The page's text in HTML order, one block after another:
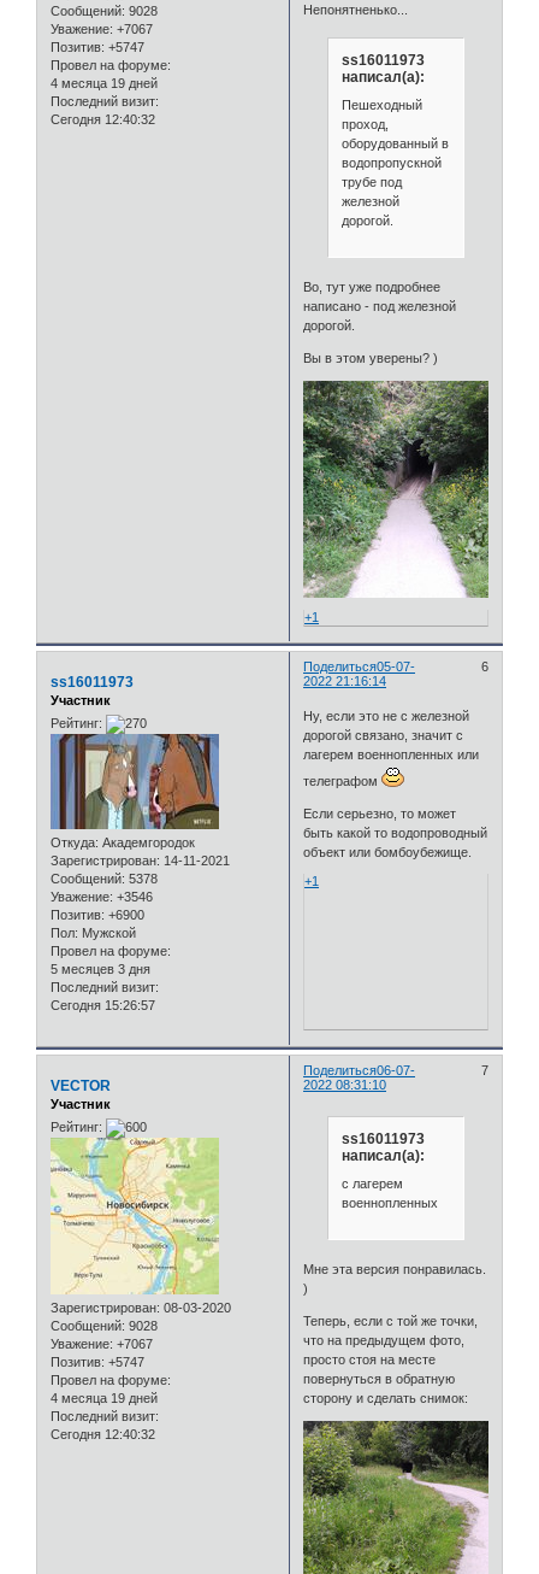
Сообщений: 9028
Уважение: +7067
Позитив: +5747
Провел на форуме:
4 месяца 19 дней
Последний визит:
Сегодня 12:40:32
Непонятненько...
ss16011973
написал(а):
Пешеходный
проход,
оборудованный в
водопропускной
трубе под
железной
дорогой.
Во, тут уже подробнее
написано - под железной
дорогой.
Вы в этом уверены? )
+1
Поделиться 6
05-07-
2022 21:16:14
ss16011973
Участник
Рейтинг:
Откуда: Академгородок
Зарегистрирован: 14-11-2021
Сообщений: 5378
Уважение: +3546
Позитив: +6900
Пол: Мужской
Провел на форуме:
5 месяцев 3 дня
Последний визит:
Сегодня 15:26:57
Ну, если это не с железной
дорогой связано, значит с
лагерем военнопленных или
телеграфом
Если серьезно, то может
быть какой то водопроводный
объект или бомбоубежище.
+1
Поделиться 7
06-07-
2022 08:31:10
VECTOR
Участник
Рейтинг:
Зарегистрирован: 08-03-2020
Сообщений: 9028
Уважение: +7067
Позитив: +5747
Провел на форуме:
4 месяца 19 дней
Последний визит:
Сегодня 12:40:32
ss16011973
написал(а):
с лагерем
военнопленных
Мне эта версия понравилась.
)
Теперь, если с той же точки,
что на предыдущем фото,
просто стоя на месте
повернуться в обратную
сторону и сделать снимок: